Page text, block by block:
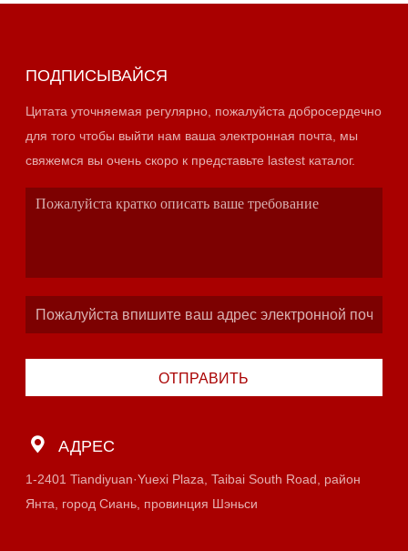
ПОДПИСЫВАЙСЯ
Цитата уточняемая регулярно, пожалуйста добросердечно
для того чтобы выйти нам ваша электронная почта, мы
свяжемся вы очень скоро к представьте lastest каталог.
ОТПРАВИТЬ
АДРЕС
1-2401 Tiandiyuan·Yuexi Plaza, Taibai South Road, район
Янта, город Сиань, провинция Шэньси